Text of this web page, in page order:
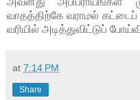
வாதத்திற்கே வராமல்
வரியில் அடித்துவிட்டுப்
at 7:14 PM
Share